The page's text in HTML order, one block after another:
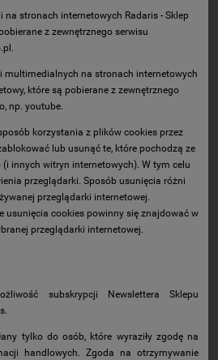
na stronach internetowych Radaris - Sklep
z zewnętrznego serwisu
multimedialnych na stronach internetowych
które są pobierane z zewnętrznego
np. youtube.
korzystania z plików cookies przez
lub usunąć te, które pochodzą ze
(i innych witryn internetowych). W tym celu
przeglądarki. Sposób usunięcia różni
przeglądarki internetowej.
usunięcia cookies powinny się znajdować w
przeglądarki internetowej.
subskrypcji Newslettera Sklepu
tylko do osób, które wyraziły zgodę na
handlowych. Zgoda na otrzymywanie